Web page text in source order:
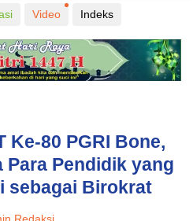
Video Indeks
Ke-80 PGRI Bone,
Para Pendidik yang
sebagai Birokrat